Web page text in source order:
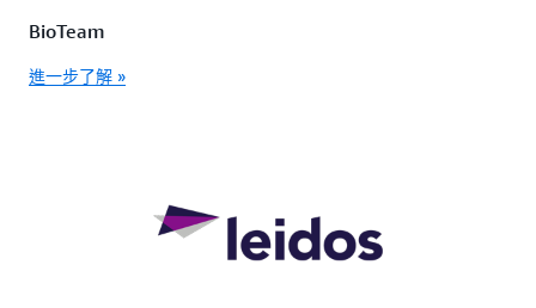
BioTeam
進一步了解 »